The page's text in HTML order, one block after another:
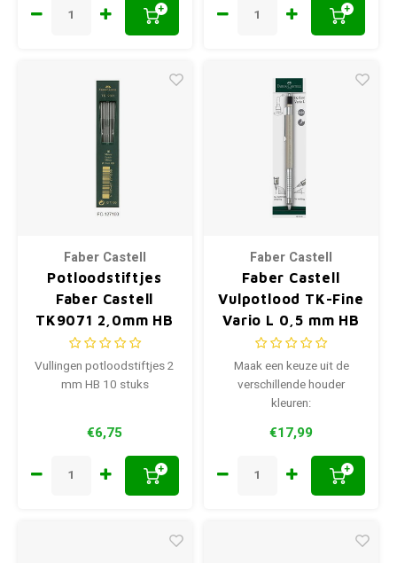
+ +
Faber Castell
Potloodstiftjes
Faber Castell
TK9071 2,0mm HB
Vullingen potloodstiftjes 2
mm HB 10 stuks
€6,75
+
Faber Castell
Faber Castell
Vulpotlood TK-Fine
Vario L 0,5 mm HB
Maak een keuze uit de
verschillende houder
kleuren:
€17,99
+